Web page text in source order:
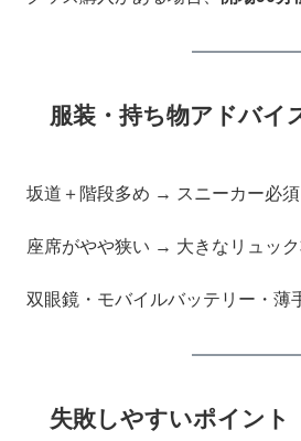
服装・持ち物アドバイ
坂道＋階段多め → スニーカー必須
座席がやや狭い → 大きなリュッ
双眼鏡・モバイルバッテリー・薄
失敗しやすいポイント